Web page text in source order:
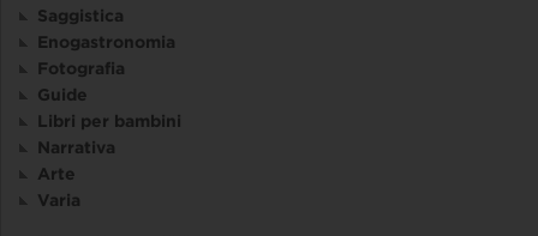
Saggistica
Enogastronomia
Fotografia
Guide
Libri per bambini
Narrativa
Arte
Varia